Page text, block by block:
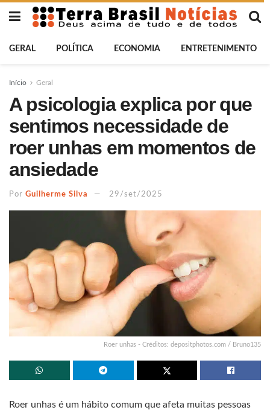
GERAL POLÍTICA ECONOMIA ENTRETENIMENTO
Início Geral
A psicologia explica por que
sentimos necessidade de
roer unhas em momentos de
ansiedade
Por Guilherme Silva 29/set/2025
Roer unhas - Créditos: depositphotos.com / Bruno135
Roer unhas é um hábito comum que afeta muitas pessoas